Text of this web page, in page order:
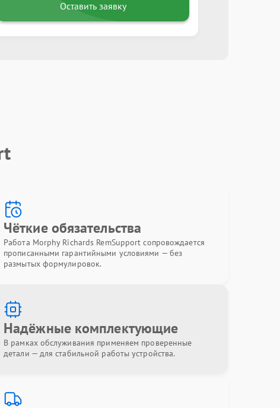
Оставить заявку
Чёткие обязательства
Работа Morphy Richards RemSupport сопровождается
прописанными гарантийными условиями — без
размытых формулировок.
Надёжные комплектующие
В рамках обслуживания применяем проверенные
детали — для стабильной работы устройства.